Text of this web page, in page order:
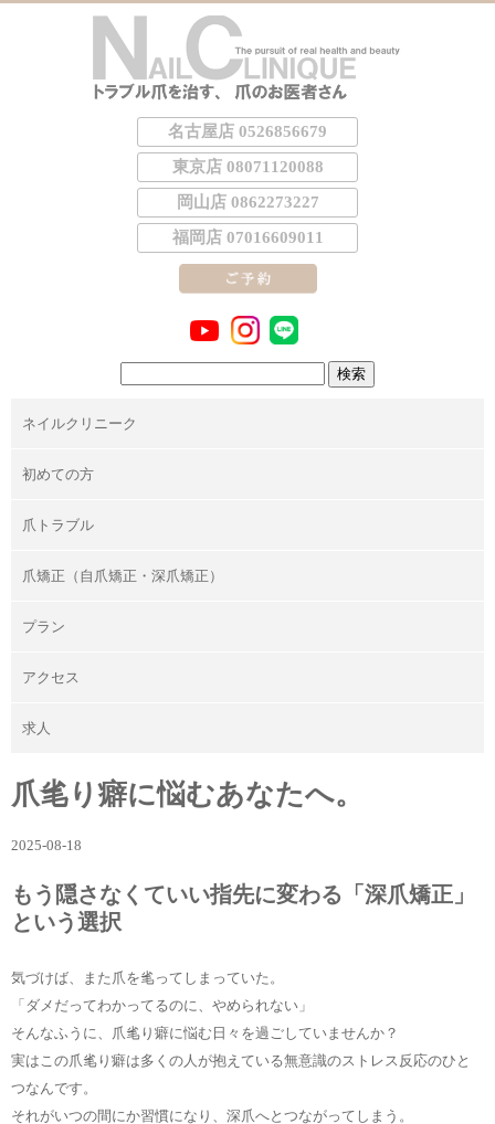
名古屋店 0526856679
東京店 08071120088
岡山店 0862273227
福岡店 07016609011
ネイルクリニーク
初めての方
爪トラブル
爪矯正（自爪矯正・深爪矯正）
プラン
アクセス
求人
爪毟り癖に悩むあなたへ。
2025-08-18
もう隠さなくていい指先に変わる「深爪矯正」
という選択
気づけば、また爪を毟ってしまっていた。
「ダメだってわかってるのに、やめられない」
そんなふうに、爪毟り癖に悩む日々を過ごしていませんか？
実はこの爪毟り癖は多くの人が抱えている無意識のストレス反応のひと
つなんです。
それがいつの間にか習慣になり、深爪へとつながってしまう。